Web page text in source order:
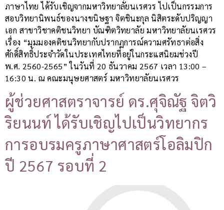
ภาษาไทย ได้รับเชิญจากมหาวิทยาลัยนเรศวร ไปเป็นกรรมการ
สอบวิทยานิพนธ์ของนางขนิษฐา จิตชินะกุล นิสิตระดับปริญญา
เอก สาขาวิชาคติชนวิทยา บัณฑิตวิทยาลัย มหาวิทยาลัยนเรศวร
เรื่อง “มุมมองคติชนวิทยากับปรากฏการณ์ความศรัทธาต่อสิ่ง
ศักดิ์สิทธิ์ประจำวัดในประเทศไทยที่อยู่ในกระแสนิยมช่วงปี
พ.ศ. 2560-2565” ในวันที่ 20 ธันวาคม 2567 เวลา 13:00 –
16:30 น. ณ คณะมนุษยศาสตร์ มหาวิทยาลัยนเรศวร
ผู้ช่วยศาสตราจารย์ ดร.ศุจิณัฐ จิตวิ
ริยนนท์ ได้รับเชิญไปเป็นวิทยากร
การอบรมครูภาษาศาสตร์โอลิมปิก
ปี 2567 รอบที่ 2